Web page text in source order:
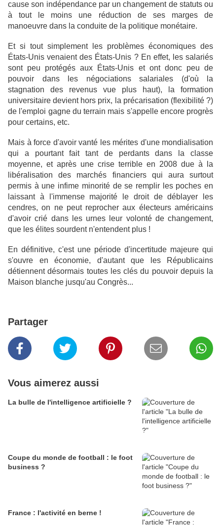
cause son indépendance par un changement de statuts ou
à tout le moins une réduction de ses marges de
manoeuvre dans la conduite de la politique monétaire.
Et si tout simplement les problèmes économiques des
États-Unis venaient des États-Unis ? En effet, les salariés
sont peu protégés aux États-Unis et ont donc peu de
pouvoir dans les négociations salariales (d'où la
stagnation des revenus vue plus haut), la formation
universitaire devient hors prix, la précarisation (flexibilité ?)
de l'emploi gagne du terrain mais s'appelle encore progrès
pour certains, etc.
Mais à force d'avoir vanté les mérites d'une mondialisation
qui a pourtant fait tant de perdants dans la classe
moyenne, et après une crise terrible en 2008 due à la
libéralisation des marchés financiers qui aura surtout
permis à une infime minorité de se remplir les poches en
laissant à l'immense majorité le droit de déblayer les
cendres, on ne peut reprocher aux électeurs américains
d'avoir crié dans les urnes leur volonté de changement,
que les élites sourdent n'entendent plus !
En définitive, c'est une période d'incertitude majeure qui
s'ouvre en économie, d'autant que les Républicains
détiennent désormais toutes les clés du pouvoir depuis la
Maison blanche jusqu'au Congrès...
Partager
Vous aimerez aussi
La bulle de l'intelligence artificielle ?
Coupe du monde de football : le foot
business ?
France : l'activité en berne !